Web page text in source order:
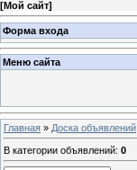
[Мой сайт]
Форма входа
Меню сайта
Главная » Доска объявлений
В категории объявлений: 0